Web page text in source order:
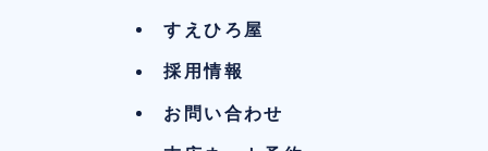
すえひろ屋
採用情報
お問い合わせ